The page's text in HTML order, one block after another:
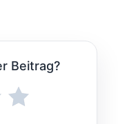
Beitrag?